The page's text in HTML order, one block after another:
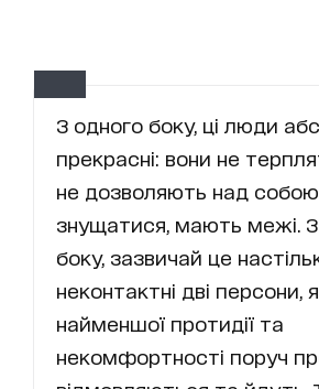
З одного боку, ці люди
прекрасні: вони не
не дозволяють над собою
знущатися, мають межі. З
боку, зазвичай це
неконтактні дві персони,
найменшої протидії та
некомфортності поруч